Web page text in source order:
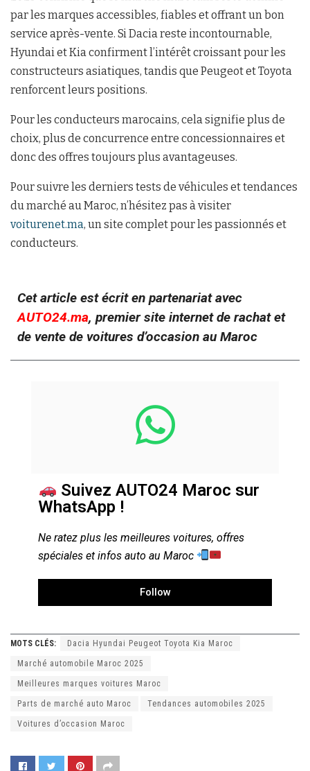
par les marques accessibles, fiables et offrant un bon
service après-vente. Si Dacia reste incontournable,
Hyundai et Kia confirment l’intérêt croissant pour les
constructeurs asiatiques, tandis que Peugeot et Toyota
renforcent leurs positions.
Pour les conducteurs marocains, cela signifie plus de
choix, plus de concurrence entre concessionnaires et
donc des offres toujours plus avantageuses.
Pour suivre les derniers tests de véhicules et tendances
du marché au Maroc, n’hésitez pas à visiter
voiturenet.ma, un site complet pour les passionnés et
conducteurs.
Cet article est écrit en partenariat avec
AUTO24.ma, premier site internet de rachat et
de vente de voitures d’occasion au Maroc
Suivez AUTO24 Maroc sur
WhatsApp !
Ne ratez plus les meilleures voitures, offres
spéciales et infos auto au Maroc
Follow
MOTS CLÉS: Dacia Hyundai Peugeot Toyota Kia Maroc
Marché automobile Maroc 2025
Meilleures marques voitures Maroc
Parts de marché auto Maroc Tendances automobiles 2025
Voitures d’occasion Maroc